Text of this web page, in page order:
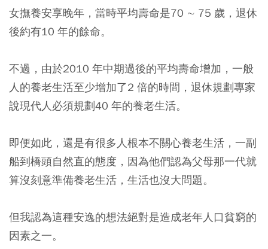
女撫養安享晚年，當時平均壽命是70 ∼ 75 歲，退休
後約有10 年的餘命。
不過，由於2010 年中期過後的平均壽命增加，一般
人的養老生活至少增加了2 倍的時間，退休規劃專家
說現代人必須規劃40 年的養老生活。
即便如此，還是有很多人根本不關心養老生活，一副
船到橋頭自然直的態度，因為他們認為父母那一代就
算沒刻意準備養老生活，生活也沒大問題。
但我認為這種安逸的想法絕對是造成老年人口貧窮的
因素之一。